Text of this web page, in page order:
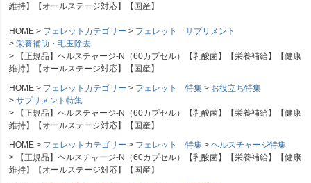
維持】【オールステージ対応】【国産】
HOME フェレットカテゴリー
フェレット サプリメント
栄養補助・毛玉除去
【正規品】ヘルスチャージ-N（60カプセル）【乳酸菌】【栄養補給】【健康
維持】【オールステージ対応】【国産】
HOME
フェレットカテゴリー フェレット 特集
お役立ち特集
サプリメント特集
【正規品】ヘルスチャージ-N（60カプセル）【乳酸菌】【栄養補給】【健康
維持】【オールステージ対応】【国産】
HOME
フェレットカテゴリー フェレット 特集
ヘルスチャージ特集
【正規品】ヘルスチャージ-N（60カプセル）【乳酸菌】【栄養補給】【健康
維持】【オールステージ対応】【国産】